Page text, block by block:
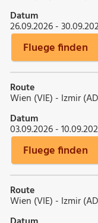
Datum
26.09.2026 -
Fluege finden
Route
Wien (VIE) - Izmir
Datum
03.09.2026 -
Fluege finden
Route
Wien (VIE) - Izmir